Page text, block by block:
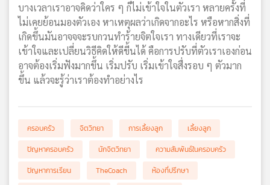
วิทยุ
เครือ
ข่าย
บางเวลาเราอาจคิดว่าใคร ๆ ก็ไม่เข้าใจในตัวเรา หลายครั้งที่
ไม่เคยย้อนมองตัวเอง หาเหตุผลว่าเกิดจากอะไร หรือหากสิ่งที่
เกิดขึ้นมันอาจจจะรบกวนทำร้ายจิตใจเรา ทางเดียวที่เราจะ
เข้าใจและเปลี่ยนวิธีคิดให้ดีขี้นได้ คือการปรับที่ตัวเราเองก่อน
อาจต้องเริ่มฟังมากขึ้น เริ่มปรับ เริ่มเข้าใจสื่งรอบ ๆ ตัวมาก
ขึ้น แล้วจะรู้ว่าเราต้องทำอย่างไร
ครอบครัว จิตวิทยา การเลี้ยงลูก
เลี้ยงลูก
ปัญหาครอบครัว
นักจิตวิทยา
ความสัมพันธ์ในครอบครัว
ปัญหาการเรียน
TheCoach
ห้องที่ปรึกษา